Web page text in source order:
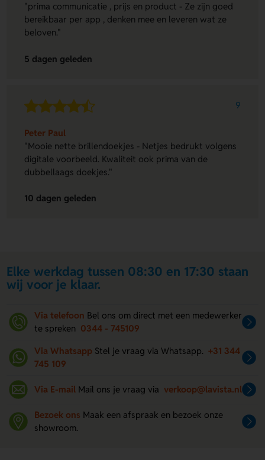
"prima communicatie , prijs en product - Ze zijn goed
bereikbaar per app , denken mee en leveren wat ze
beloven."
5 dagen geleden
9
Peter Paul
"Mooie nette brillendoekjes - Netjes bedrukt volgens
digitale voorbeeld. Kwaliteit ook prima van de
dubbellaags doekjes."
10 dagen geleden
Elke werkdag tussen 08:30 en 17:30 staan
wij voor je klaar.
Via telefoon Bel ons om direct met een medewerker
te spreken 0344 - 745109
Via Whatsapp Stel je vraag via Whatsapp. +31 344
745 109
Via E-mail Mail ons je vraag via verkoop@lavista.nl
Bezoek ons Maak een afspraak en bezoek onze
showroom.